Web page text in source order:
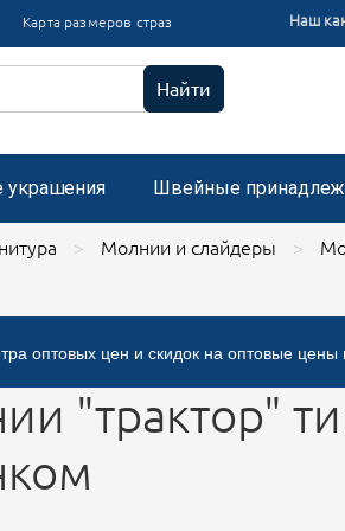
Карта размеров страз Наш
Найти
украшения Швейные
пришивные с микробисером
стразами, застежка "булавка"
Молнии и слайдеры
оптовых цен и скидок на оптовые
"трактор"